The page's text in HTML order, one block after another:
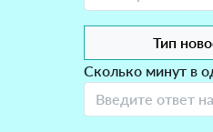
Тип
Сколько минут в